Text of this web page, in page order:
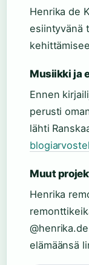
Henrika de
esiintyvänä
Musiikki ja
Ennen
perusti
lähti
Muut
Henrika
elämäänsä